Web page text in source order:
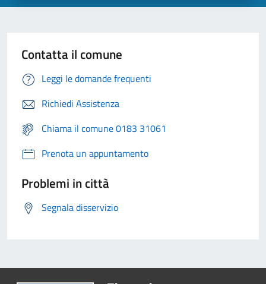
Contatta il comune
Leggi le domande frequenti
Richiedi Assistenza
Chiama il comune 0183 31061
Prenota un appuntamento
Problemi in città
Segnala disservizio